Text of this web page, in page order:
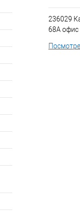
236029
68А офис